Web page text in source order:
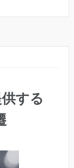
する